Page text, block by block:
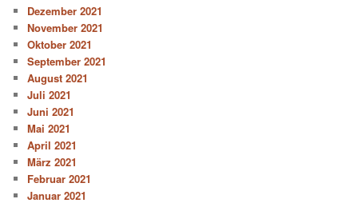
Dezember 2021
November 2021
Oktober 2021
September 2021
August 2021
Juli 2021
Juni 2021
Mai 2021
April 2021
März 2021
Februar 2021
Januar 2021